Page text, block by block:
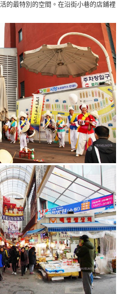
的最特別的空間。在沿街小巷的店鋪裡